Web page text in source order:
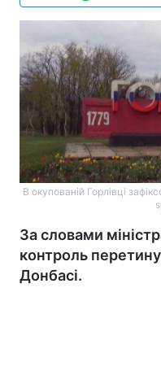
В окупованій Горлівці
За словами
контроль
Донбасі.